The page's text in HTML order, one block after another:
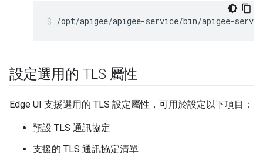
/opt/apigee/apigee-service/bin/apigee-
設定選用的 TLS 屬性
Edge UI 支援選用的 TLS 設定屬性，可用於設定以下項目：
預設 TLS 通訊協定
支援的 TLS 通訊協定清單